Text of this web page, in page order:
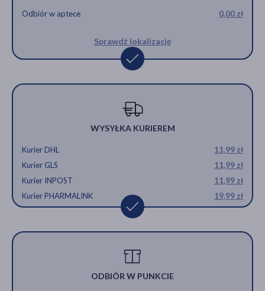
Odbiór w aptece 0,00 zł
Sprawdź lokalizację
WYSYŁKA KURIEREM
Kurier DHL
11,99 zł
Kurier GLS
11,99 zł
Kurier INPOST
11,99 zł
Kurier PHARMALINK
19,99 zł
ODBIÓR W PUNKCIE